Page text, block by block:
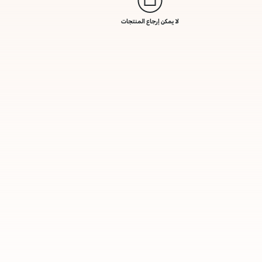
لا يمكن إرجاع المنتجات